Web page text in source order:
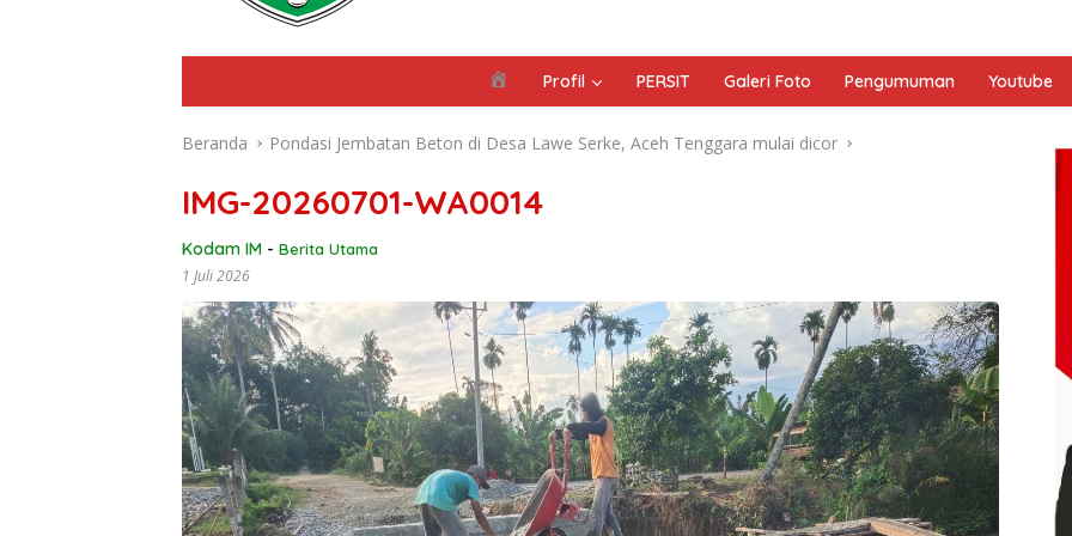
e
a
d
a
Profil PERSIT Galeri Foto Pengumuman Youtube
Beranda Pondasi Jembatan Beton di Desa Lawe Serke, Aceh Tenggara mulai dicor
IMG-20260701-WA0014
Kodam IM - Berita Utama
1 Juli 2026